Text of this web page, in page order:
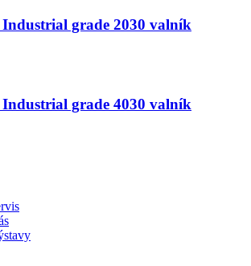
grade 2030 valník
grade 4030 valník